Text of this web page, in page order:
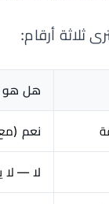
هل هو
نعم
لا — لا